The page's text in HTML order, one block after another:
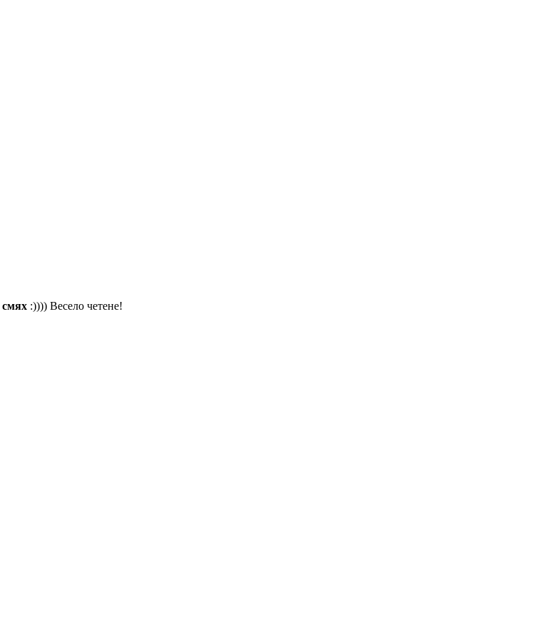
смях :)))) Весело четене!